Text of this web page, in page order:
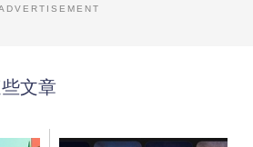
文章